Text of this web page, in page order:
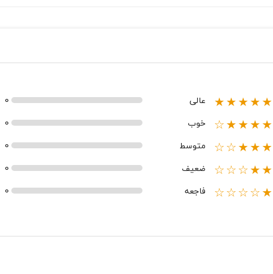
★★★★★ عالی 0
★★★★☆ خوب 0
★★★☆☆ متوسط 0
★★☆☆☆ ضعیف 0
★☆☆☆☆ فاجعه 0